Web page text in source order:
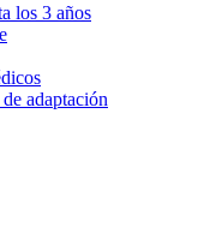
los 3 años
adaptación